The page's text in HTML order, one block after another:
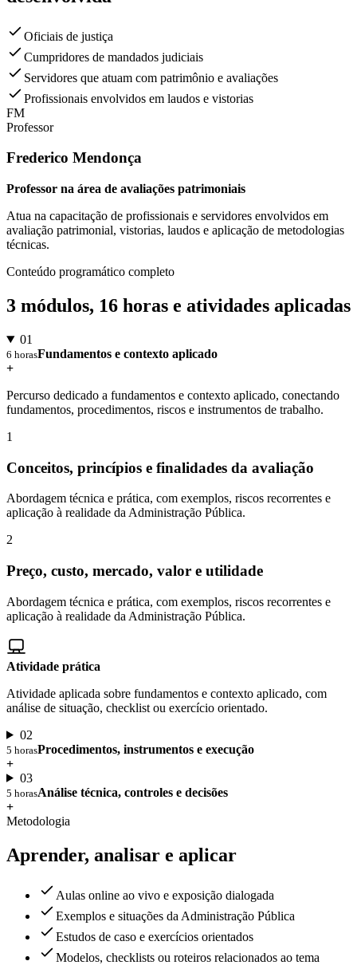
Oficiais de justiça
Cumpridores de mandados judiciais
Servidores que atuam com patrimônio e avaliações
Profissionais envolvidos em laudos e vistorias
FM
Professor
Frederico Mendonça
Professor na área de avaliações patrimoniais
Atua na capacitação de profissionais e servidores envolvidos em
avaliação patrimonial, vistorias, laudos e aplicação de metodologias
técnicas.
Conteúdo programático completo
3 módulos, 16 horas e atividades aplicadas
01
6 horasFundamentos e contexto aplicado
+
Percurso dedicado a fundamentos e contexto aplicado, conectando
fundamentos, procedimentos, riscos e instrumentos de trabalho.
1
Conceitos, princípios e finalidades da avaliação
Abordagem técnica e prática, com exemplos, riscos recorrentes e
aplicação à realidade da Administração Pública.
2
Preço, custo, mercado, valor e utilidade
Abordagem técnica e prática, com exemplos, riscos recorrentes e
aplicação à realidade da Administração Pública.
Atividade prática
Atividade aplicada sobre fundamentos e contexto aplicado, com
análise de situação, checklist ou exercício orientado.
02
5 horasProcedimentos, instrumentos e execução
+
03
5 horasAnálise técnica, controles e decisões
+
Metodologia
Aprender, analisar e aplicar
Aulas online ao vivo e exposição dialogada
Exemplos e situações da Administração Pública
Estudos de caso e exercícios orientados
Modelos, checklists ou roteiros relacionados ao tema